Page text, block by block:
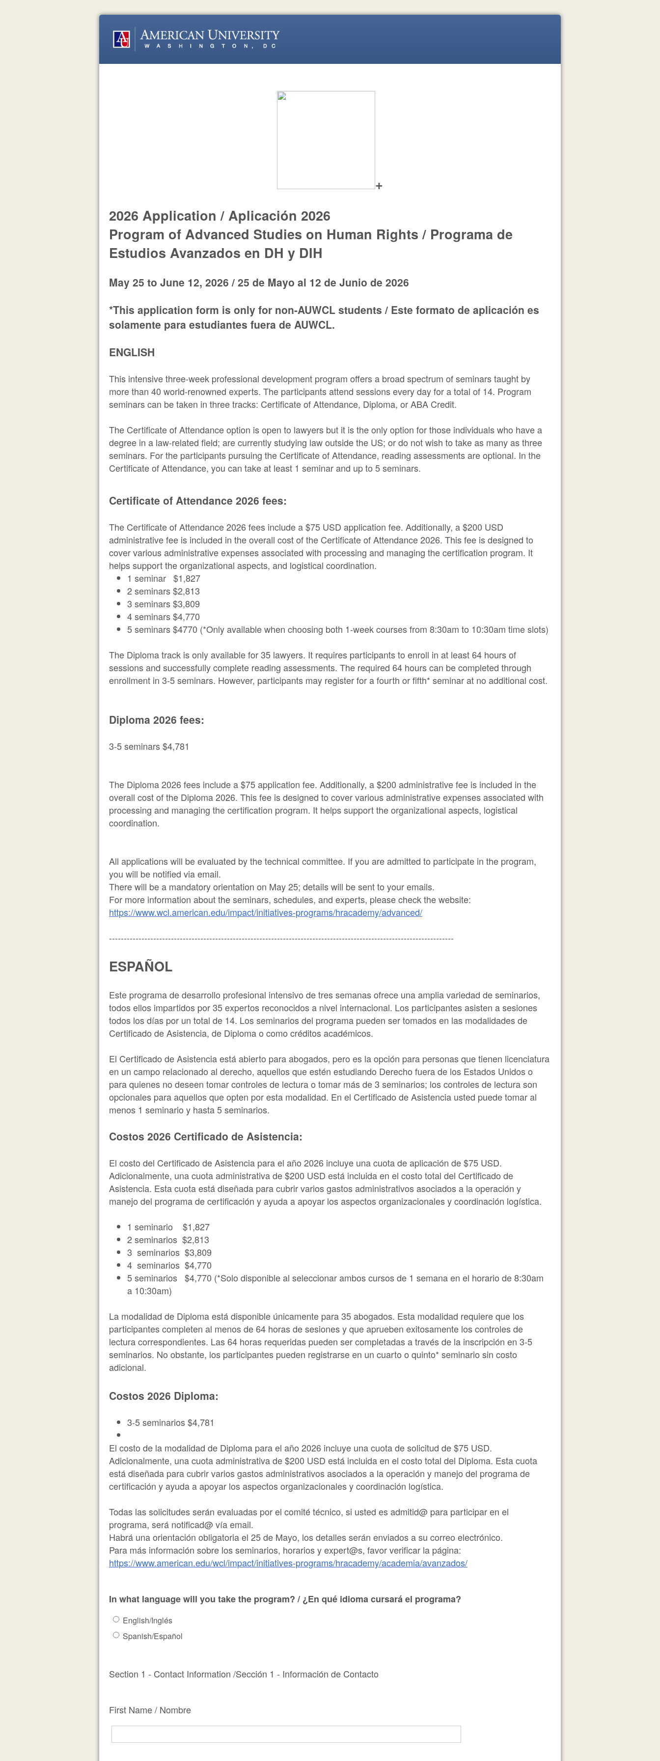
+
2026 Application / Aplicación 2026
Program of Advanced Studies on Human Rights / Programa de
Estudios Avanzados en DH y DIH
May 25 to June 12, 2026 / 25 de Mayo al 12 de Junio de 2026
*This application form is only for non-AUWCL students / Este formato de aplicación es
solamente para estudiantes fuera de AUWCL.
ENGLISH
This intensive three-week professional development program offers a broad spectrum of seminars taught by
more than 40 world-renowned experts. The participants attend sessions every day for a total of 14. Program
seminars can be taken in three tracks: Certificate of Attendance, Diploma, or ABA Credit.
The Certificate of Attendance option is open to lawyers but it is the only option for those individuals who have a
degree in a law-related field; are currently studying law outside the US; or do not wish to take as many as three
seminars. For the participants pursuing the Certificate of Attendance, reading assessments are optional. In the
Certificate of Attendance, you can take at least 1 seminar and up to 5 seminars.
Certificate of Attendance 2026 fees:
The Certificate of Attendance 2026 fees include a $75 USD application fee. Additionally, a $200 USD
administrative fee is included in the overall cost of the Certificate of Attendance 2026. This fee is designed to
cover various administrative expenses associated with processing and managing the certification program. It
helps support the organizational aspects, and logistical coordination.
1 seminar $1,827
2 seminars $2,813
3 seminars $3,809
4 seminars $4,770
5 seminars $4770 (*Only available when choosing both 1-week courses from 8:30am to 10:30am time slots)
The Diploma track is only available for 35 lawyers. It requires participants to enroll in at least 64 hours of
sessions and successfully complete reading assessments. The required 64 hours can be completed through
enrollment in 3-5 seminars. However, participants may register for a fourth or fifth* seminar at no additional cost.
Diploma 2026 fees:
3-5 seminars $4,781
The Diploma 2026 fees include a $75 application fee. Additionally, a $200 administrative fee is included in the
overall cost of the Diploma 2026. This fee is designed to cover various administrative expenses associated with
processing and managing the certification program. It helps support the organizational aspects, logistical
coordination.
All applications will be evaluated by the technical committee. If you are admitted to participate in the program,
you will be notified via email.
There will be a mandatory orientation on May 25; details will be sent to your emails.
For more information about the seminars, schedules, and experts, please check the website:
https://www.wcl.american.edu/impact/initiatives-programs/hracademy/advanced/
---------------------------------------------------------------------------------------------------------------------
ESPAÑOL
Este programa de desarrollo profesional intensivo de tres semanas ofrece una amplia variedad de seminarios,
todos ellos impartidos por 35 expertos reconocidos a nivel internacional. Los participantes asisten a sesiones
todos los días por un total de 14. Los seminarios del programa pueden ser tomados en las modalidades de
Certificado de Asistencia, de Diploma o como créditos académicos.
El Certificado de Asistencia está abierto para abogados, pero es la opción para personas que tienen licenciatura
en un campo relacionado al derecho, aquellos que estén estudiando Derecho fuera de los Estados Unidos o
para quienes no deseen tomar controles de lectura o tomar más de 3 seminarios; los controles de lectura son
opcionales para aquellos que opten por esta modalidad. En el Certificado de Asistencia usted puede tomar al
menos 1 seminario y hasta 5 seminarios.
Costos 2026 Certificado de Asistencia:
El costo del Certificado de Asistencia para el año 2026 incluye una cuota de aplicación de $75 USD.
Adicionalmente, una cuota administrativa de $200 USD está incluida en el costo total del Certificado de
Asistencia. Esta cuota está diseñada para cubrir varios gastos administrativos asociados a la operación y
manejo del programa de certificación y ayuda a apoyar los aspectos organizacionales y coordinación logística.
1 seminario $1,827
2 seminarios $2,813
3 seminarios $3,809
4 seminarios $4,770
5 seminarios $4,770 (*Solo disponible al seleccionar ambos cursos de 1 semana en el horario de 8:30am
a 10:30am)
La modalidad de Diploma está disponible únicamente para 35 abogados. Esta modalidad requiere que los
participantes completen al menos de 64 horas de sesiones y que aprueben exitosamente los controles de
lectura correspondientes. Las 64 horas requeridas pueden ser completadas a través de la inscripción en 3-5
seminarios. No obstante, los participantes pueden registrarse en un cuarto o quinto* seminario sin costo
adicional.
Costos 2026 Diploma:
3-5 seminarios $4,781
El costo de la modalidad de Diploma para el año 2026 incluye una cuota de solicitud de $75 USD.
Adicionalmente, una cuota administrativa de $200 USD está incluida en el costo total del Diploma. Esta cuota
está diseñada para cubrir varios gastos administrativos asociados a la operación y manejo del programa de
certificación y ayuda a apoyar los aspectos organizacionales y coordinación logística.
Todas las solicitudes serán evaluadas por el comité técnico, si usted es admitid@ para participar en el
programa, será notificad@ vía email.
Habrá una orientación obligatoria el 25 de Mayo, los detalles serán enviados a su correo electrónico.
Para más información sobre los seminarios, horarios y expert@s, favor verificar la página:
https://www.american.edu/wcl/impact/initiatives-programs/hracademy/academia/avanzados/
In what language will you take the program? / ¿En qué idioma cursará el programa?
English/Inglés
Spanish/Español
Section 1 - Contact Information /Sección 1 - Información de Contacto
First Name / Nombre